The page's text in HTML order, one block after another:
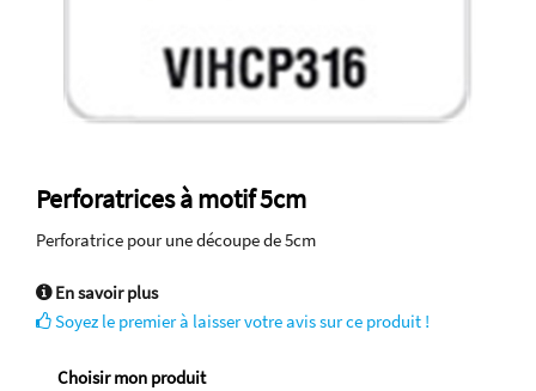
Perforatrices à motif 5cm
Perforatrice pour une découpe de 5cm
En savoir plus
Soyez le premier à laisser votre avis sur ce produit !
Choisir mon produit